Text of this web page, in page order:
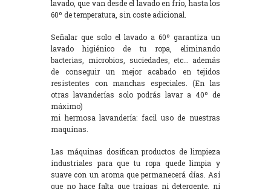
lavado, que van desde el lavado en frío, hasta los
60º de temperatura, sin coste adicional.
Señalar que solo el lavado a 60º garantiza un
lavado higiénico de tu ropa, eliminando
bacterias, microbios, suciedades, etc… además
de conseguir un mejor acabado en tejidos
resistentes con manchas especiales. (En las
otras lavanderías solo podrás lavar a 40º de
máximo)
mi hermosa lavandería: facil uso de nuestras
maquinas.
Las máquinas dosifican productos de limpieza
industriales para que tu ropa quede limpia y
suave con un aroma que permanecerá días. Así
que no hace falta que traigas ni detergente, ni